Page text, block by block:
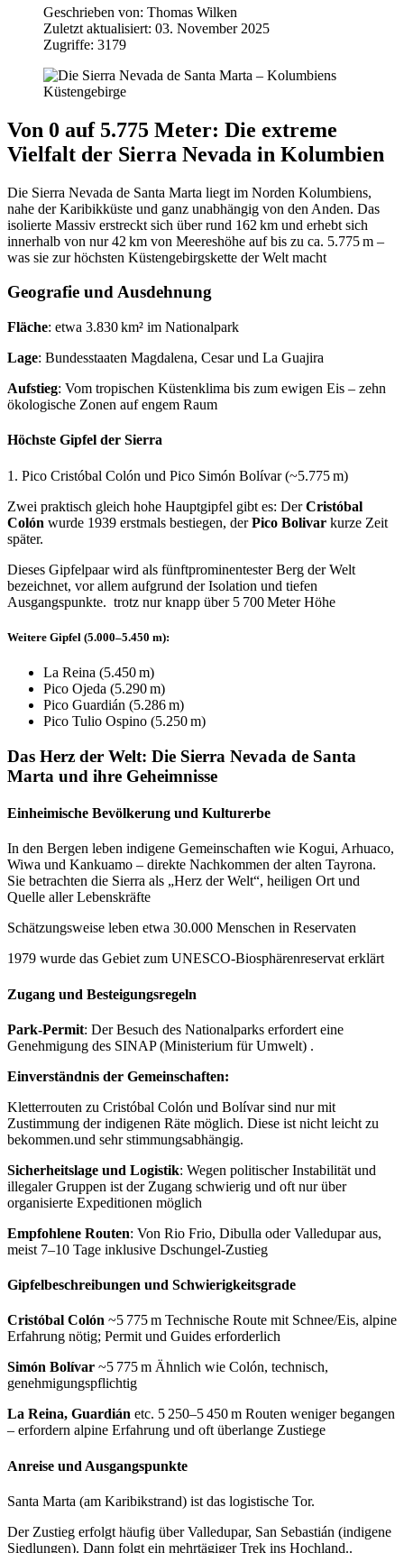
Geschrieben von: Thomas Wilken
Zuletzt aktualisiert: 03. November 2025
Zugriffe: 3179
Von 0 auf 5.775 Meter: Die extreme
Vielfalt der Sierra Nevada in Kolumbien
Die Sierra Nevada de Santa Marta liegt im Norden Kolumbiens,
nahe der Karibikküste und ganz unabhängig von den Anden. Das
isolierte Massiv erstreckt sich über rund 162 km und erhebt sich
innerhalb von nur 42 km von Meereshöhe auf bis zu ca. 5.775 m –
was sie zur höchsten Küstengebirgskette der Welt macht
Geografie und Ausdehnung
Fläche: etwa 3.830 km² im Nationalpark
Lage: Bundesstaaten Magdalena, Cesar und La Guajira
Aufstieg: Vom tropischen Küstenklima bis zum ewigen Eis – zehn
ökologische Zonen auf engem Raum
Höchste Gipfel der Sierra
1. Pico Cristóbal Colón und Pico Simón Bolívar (~5.775 m)
Zwei praktisch gleich hohe Hauptgipfel gibt es: DerCristóbal
Colón wurde 1939 erstmals bestiegen, derPico Bolivar kurze Zeit
später.
Dieses Gipfelpaar wird als fünftprominentester Berg der Welt
bezeichnet, vor allem aufgrund der Isolation und tiefen
Ausgangspunkte. trotz nur knapp über 5 700 Meter Höhe
Weitere Gipfel (5.000–5.450 m):
La Reina (5.450 m)
Pico Ojeda (5.290 m)
Pico Guardián (5.286 m)
Pico Tulio Ospino (5.250 m)
Das Herz der Welt: Die Sierra Nevada de Santa
Marta und ihre Geheimnisse
Einheimische Bevölkerung und Kulturerbe
In den Bergen leben indigene Gemeinschaften wie Kogui, Arhuaco,
Wiwa und Kankuamo – direkte Nachkommen der alten Tayrona.
Sie betrachten die Sierra als „Herz der Welt“, heiligen Ort und
Quelle aller Lebenskräfte
Schätzungsweise leben etwa 30.000 Menschen in Reservaten
1979 wurde das Gebiet zum UNESCO‑Biosphärenreservat erklärt
Zugang und Besteigungsregeln
Park‑Permit: Der Besuch des Nationalparks erfordert eine
Genehmigung des SINAP (Ministerium für Umwelt) .
Einverständnis der Gemeinschaften:
Kletterrouten zu Cristóbal Colón und Bolívar sind nur mit
Zustimmung der indigenen Räte möglich. Diese ist nicht leicht zu
bekommen.und sehr stimmungsabhängig.
Sicherheitslage und Logistik: Wegen politischer Instabilität und
illegaler Gruppen ist der Zugang schwierig und oft nur über
organisierte Expeditionen möglich
Empfohlene Routen: Von Rio Frio, Dibulla oder Valledupar aus,
meist 7–10 Tage inklusive Dschungel-Zustieg
Gipfelbeschreibungen und Schwierigkeitsgrade
Cristóbal Colón ~5 775 m Technische Route mit Schnee/Eis, alpine
Erfahrung nötig; Permit und Guides erforderlich
Simón Bolívar ~5 775 m Ähnlich wie Colón, technisch,
genehmigungspflichtig
La Reina, Guardián etc. 5 250–5 450 m Routen weniger begangen
– erfordern alpine Erfahrung und oft überlange Zustiege
Anreise und Ausgangspunkte
Santa Marta (am Karibikstrand) ist das logistische Tor.
Der Zustieg erfolgt häufig über Valledupar, San Sebastián (indigene
Siedlungen). Dann folgt ein mehrtägiger Trek ins Hochland..